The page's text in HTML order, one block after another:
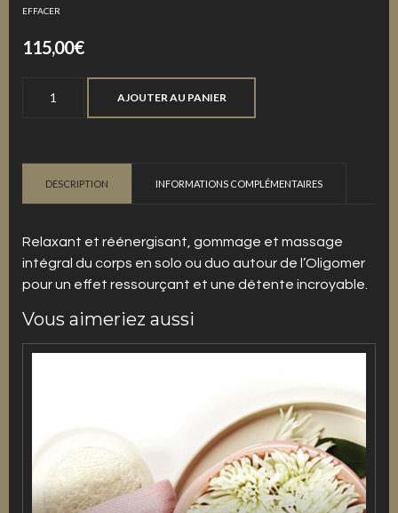
EFFACER
115,00€
AJOUTER AU PANIER
DESCRIPTION INFORMATIONS COMPLÉMENTAIRES
Relaxant et réénergisant, gommage et massage
intégral du corps en solo ou duo autour de l’Oligomer
pour un effet ressourçant et une détente incroyable.
Vous aimeriez aussi